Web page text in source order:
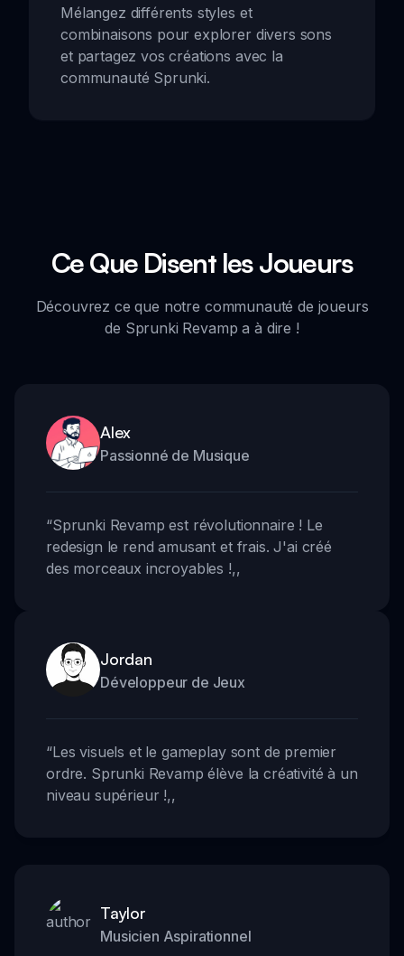
Mélangez différents styles et
combinaisons pour explorer divers sons
et partagez vos créations avec la
communauté Sprunki.
Ce Que Disent les Joueurs
Découvrez ce que notre communauté de joueurs
de Sprunki Revamp a à dire !
Alex
Passionné de Musique
“Sprunki Revamp est révolutionnaire ! Le
redesign le rend amusant et frais. J'ai créé
des morceaux incroyables !,,
Jordan
Développeur de Jeux
“Les visuels et le gameplay sont de premier
ordre. Sprunki Revamp élève la créativité à un
niveau supérieur !,,
Taylor
Musicien Aspirationnel